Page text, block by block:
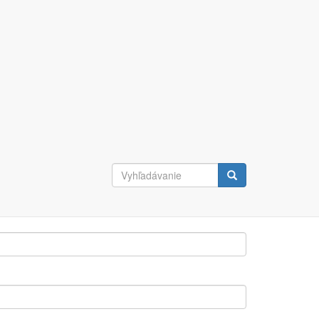
Vyhľadávanie